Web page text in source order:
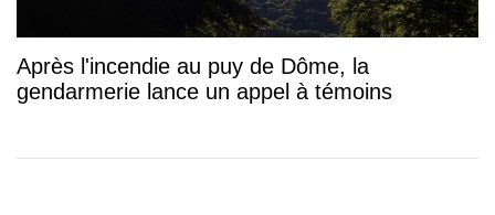
Après l'incendie au puy de Dôme, la
gendarmerie lance un appel à témoins